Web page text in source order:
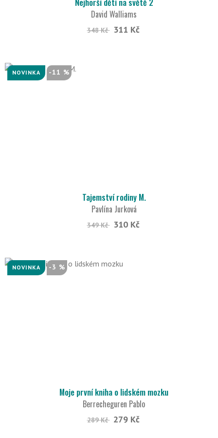
David Walliams
348 Kč 311 Kč
NOVINKA -11 %
Tajemství rodiny M.
Pavlína Jurková
349 Kč 310 Kč
NOVINKA -3 %
Moje první kniha o lidském mozku
Berrecheguren Pablo
289 Kč 279 Kč